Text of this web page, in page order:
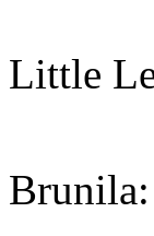
Little
Brunila: